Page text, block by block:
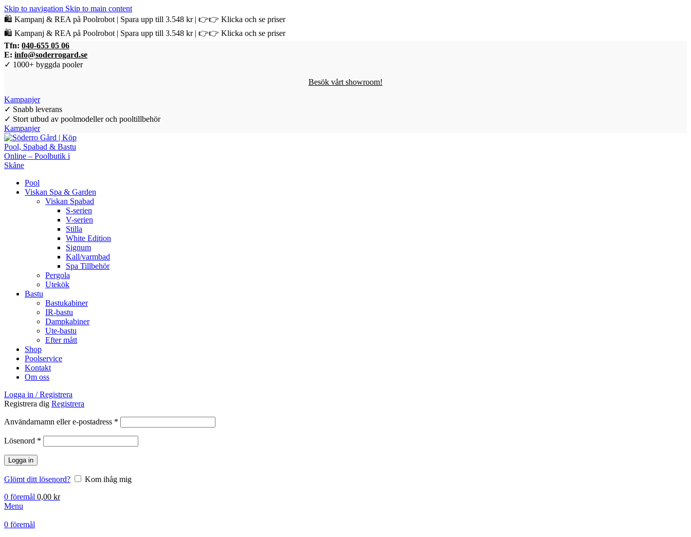
Skip to navigation Skip to main content
🛍️ Kampanj & REA på Poolrobot | Spara upp till 3.548 kr | 👉👉 Klicka och se priser
🛍️ Kampanj & REA på Poolrobot | Spara upp till 3.548 kr | 👉👉 Klicka och se priser
Tfn: 040-655 05 06
E: info@soderrogard.se
✓ 1000+ byggda pooler
Besök vårt showroom!
Kampanjer
✓ Snabb leverans
✓ Stort utbud av poolmodeller och pooltillbehör
Kampanjer
Pool
Viskan Spa & Garden
Viskan Spabad
S-serien
V-serien
Stilla
White Edition
Signum
Kall/varmbad
Spa Tillbehör
Pergola
Utekök
Bastu
Bastukabiner
IR-bastu
Dampkabiner
Ute-bastu
Efter mått
Shop
Poolservice
Kontakt
Om oss
Logga in / Registrera
Registrera dig Registrera
Användarnamn eller e-postadress *
Lösenord *
Logga in
Glömt ditt lösenord?
Kom ihåg mig
0 föremål 0,00 kr
Menu
0 föremål